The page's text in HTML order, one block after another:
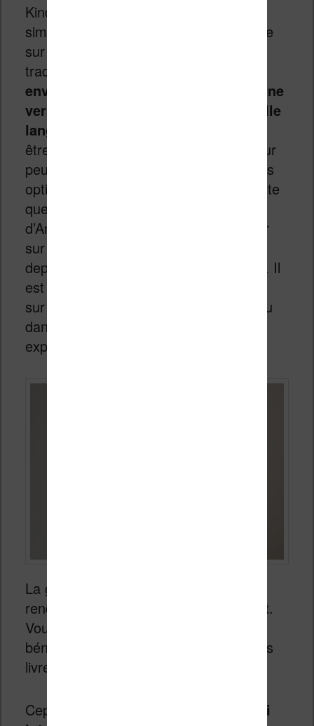
Kindle Translate fonctionne assez
simplement : vous soumettez votre livre
sur KDP et vous demandez une
traduction.
environ 72 heures et vous obtenez une
version de votre livre dans la nouvelle
langue.
être revu ou directement publié. L’auteur
peut ensuite choisir le prix du livre et les
options de publications comme n’importe
quel ebook publié sur la plateforme
d’Amazon et les gens peuvent l’acheter
sur le site d’Amazon ou directement
depuis la librairie de leur liseuse Kindle. Il
est même possible de publier les livres
sur le service d’
ou
dans KDP Select (pour une meilleure
exposition de l’ebook sur Amazon).
La grande force d’Amazon c’est qu’ils
rendent
ce service totalement gratuit.
Vous n’avez donc rien à payer pour
bénéficier de la traduction par IA de vos
livres.
Cependant,
il y a quelques points qui